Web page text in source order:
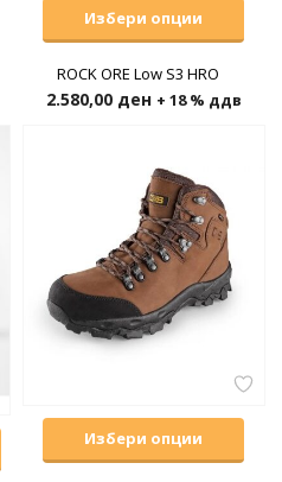
Избери опции
ROCK ORE Low S3 HRO
2.580,00 ден + 18 % ддв
Избери опции